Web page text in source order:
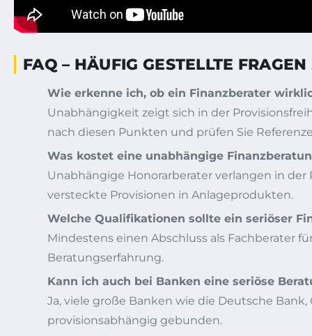
FAQ – HÄUFIG GESTELLTE
Wie erkenne ich, ob ein Finanzberater
Unabhängigkeit zeigt sich in der
nach diesen Punkten und prüfen Sie
Was kostet eine unabhängige
Unabhängige Honorarberater verlangen in
versteckte Provisionen in Anlageprodukten.
Welche Qualifikationen sollte ein seriöser
Mindestens einen Abschluss als Fachberater
Beratungserfahrung.
Kann ich auch bei Banken eine seriöse
Ja, viele große Banken wie die Deutsche
provisionsabhängig gebunden.